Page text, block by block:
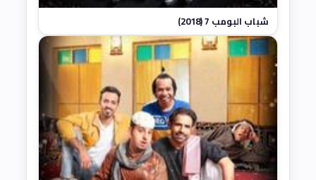
شباب البومب 7 (2018)